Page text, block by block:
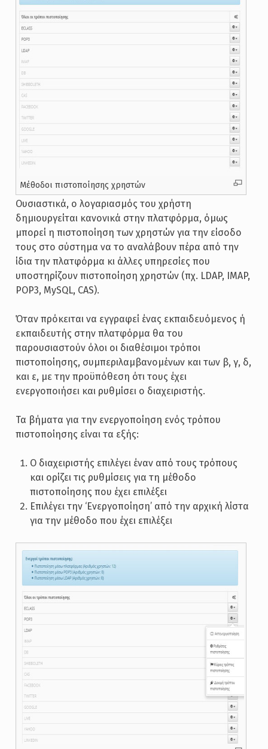
Μέθοδοι πιστοποίησης χρηστών
Ουσιαστικά, ο λογαριασμός του χρήστη
δημιουργείται κανονικά στην πλατφόρμα, όμως
μπορεί η πιστοποίηση των χρηστών για την είσοδο
τους στο σύστημα να το αναλάβουν πέρα από την
ίδια την πλατφόρμα κι άλλες υπηρεσίες που
υποστηρίζουν πιστοποίηση χρηστών (πχ. LDAP, IMAP,
POP3, MySQL, CAS).
Όταν πρόκειται να εγγραφεί ένας εκπαιδευόμενος ή
εκπαιδευτής στην πλατφόρμα θα του
παρουσιαστούν όλοι οι διαθέσιμοι τρόποι
πιστοποίησης, συμπεριλαμβανομένων και των β, γ, δ,
και ε, με την προϋπόθεση ότι τους έχει
ενεργοποιήσει και ρυθμίσει ο διαχειριστής.
Τα βήματα για την ενεργοποίηση ενός τρόπου
πιστοποίησης είναι τα εξής:
Ο διαχειριστής επιλέγει έναν από τους τρόπους
και ορίζει τις ρυθμίσεις για τη μέθοδο
πιστοποίησης που έχει επιλέξει
Επιλέγει την ‘Ενεργοποίηση’ από την αρχική λίστα
για την μέθοδο που έχει επιλέξει